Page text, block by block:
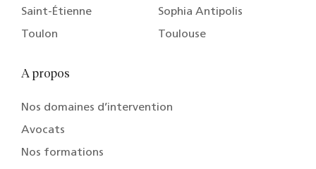
Saint-Étienne
Sophia Antipolis
Toulon
Toulouse
A propos
Nos domaines d’intervention
Avocats
Nos formations